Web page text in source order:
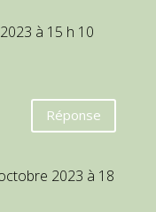
à 15 h 10
Réponse
2023 à 18